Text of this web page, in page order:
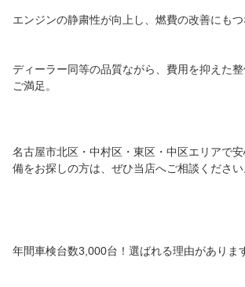
エンジンの静粛性が向上し、燃費の改善にもつ
ディーラー同等の品質ながら、費用を抑えた
ご満足。
名古屋市北区・中村区・東区・中区エリアで
備をお探しの方は、ぜひ当店へご相談ください
年間車検台数3,000台！選ばれる理由がありま